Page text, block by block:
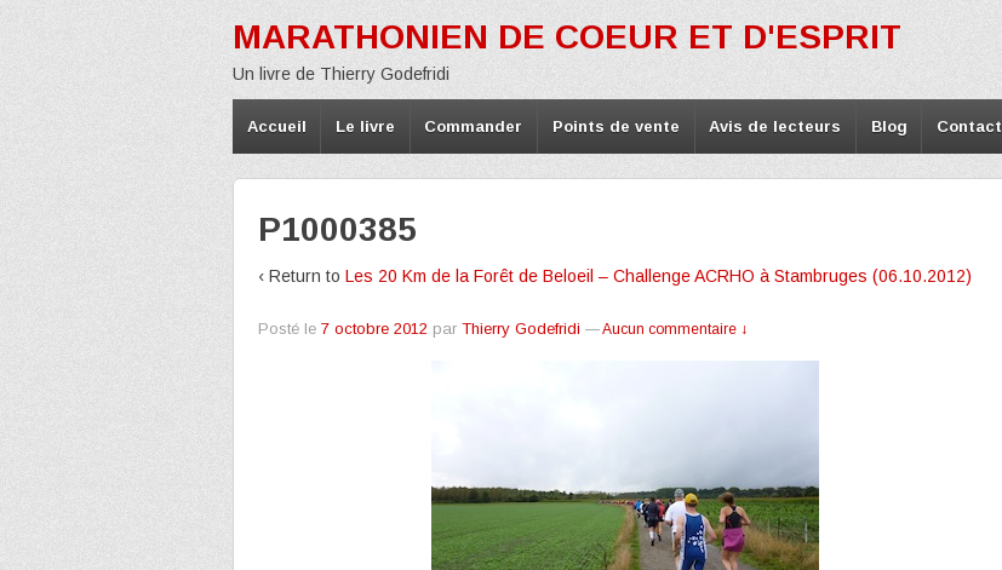
MARATHONIEN DE COEUR ET D'ESPRIT
Un livre de Thierry Godefridi
Accueil Le livre Commander Points de vente Avis de lecteurs Blog Contact
P1000385
‹ Return to Les 20 Km de la Forêt de Beloeil – Challenge ACRHO à Stambruges (06.10.2012)
Posté le 7 octobre 2012 par Thierry Godefridi —Aucun commentaire ↓